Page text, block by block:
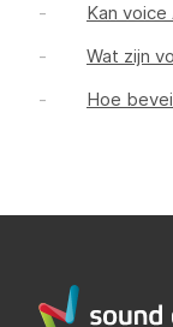
Kan voice
Wat zijn
Hoe